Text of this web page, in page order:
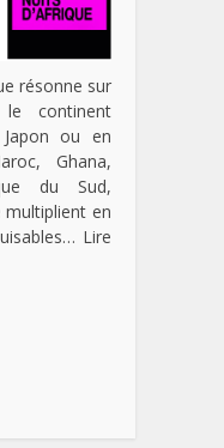
résonne sur
continent
ou en
Ghana,
du Sud,
en
Lire